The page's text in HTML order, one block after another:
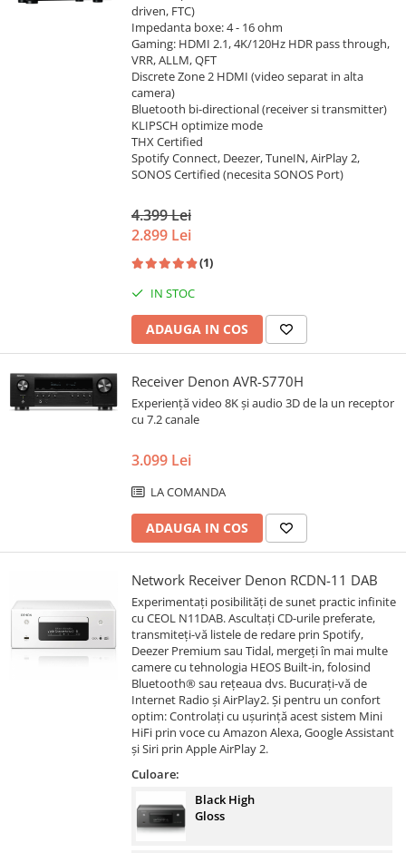
driven, FTC)
Impedanta boxe: 4 - 16 ohm
Gaming: HDMI 2.1, 4K/120Hz HDR pass through,
VRR, ALLM, QFT
Discrete Zone 2 HDMI (video separat in alta
camera)
Bluetooth bi-directional (receiver si transmitter)
KLIPSCH optimize mode
THX Certified
Spotify Connect, Deezer, TuneIN, AirPlay 2,
SONOS Certified (necesita SONOS Port)
4.399 Lei
2.899 Lei
(1)
IN STOC
ADAUGA IN COS
Receiver Denon AVR-S770H
Experiență video 8K și audio 3D de la un receptor
cu 7.2 canale
3.099 Lei
LA COMANDA
ADAUGA IN COS
Network Receiver Denon RCDN-11 DAB
Experimentați posibilități de sunet practic infinite
cu CEOL N11DAB. Ascultați CD-urile preferate,
transmiteți-vă listele de redare prin Spotify,
Deezer Premium sau Tidal, mergeți în mai multe
camere cu tehnologia HEOS Built-in, folosind
Bluetooth® sau rețeaua dvs. Bucurați-vă de
Internet Radio și AirPlay2. Și pentru un confort
optim: Controlați cu ușurință acest sistem Mini
HiFi prin voce cu Amazon Alexa, Google Assistant
și Siri prin Apple AirPlay 2.
Culoare:
Black High
Gloss